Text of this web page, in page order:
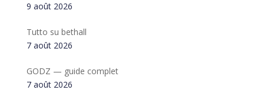
9 août 2026
Tutto su bethall
7 août 2026
GODZ — guide complet
7 août 2026